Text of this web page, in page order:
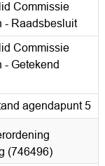
Commissie
- Raadsbesluit
Commissie
- Getekend
agendapunt 5
(746496)